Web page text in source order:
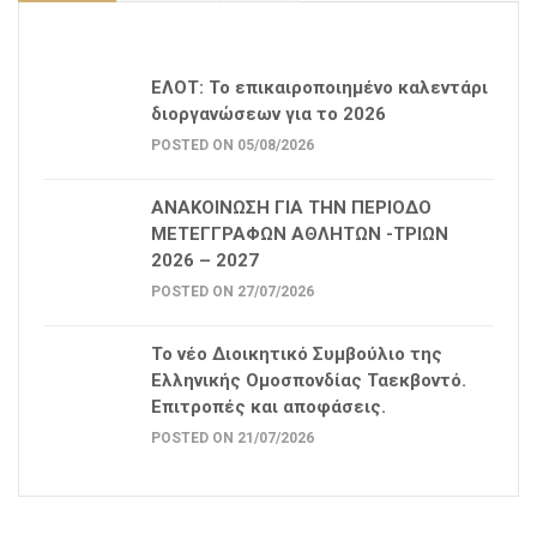
ΕΛΟΤ: Το επικαιροποιημένο καλεντάρι
διοργανώσεων για το 2026
POSTED ON 05/08/2026
ΑΝΑΚΟΙΝΩΣΗ ΓΙΑ ΤΗΝ ΠΕΡΙΟΔΟ
ΜΕΤΕΓΓΡΑΦΩΝ ΑΘΛΗΤΩΝ -ΤΡΙΩΝ
2026 – 2027
POSTED ON 27/07/2026
Το νέο Διοικητικό Συμβούλιο της
Ελληνικής Ομοσπονδίας Ταεκβοντό.
Επιτροπές και αποφάσεις.
POSTED ON 21/07/2026